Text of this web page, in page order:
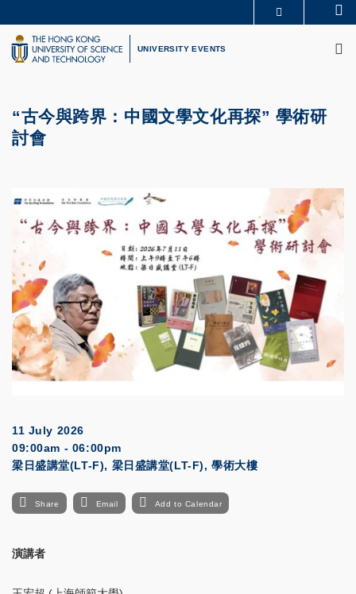
to
main
content
UNIVERSITY NEWS
LIFE@HKUST
UNIVERSITY EVENTS
“古今與跨界：中國文學文化再探” 學術研
討會
11 July 2026
09:00am - 06:00pm
梁日盛講堂(LT-F), 梁日盛講堂(LT-F), 學術大樓
Share Email Add to Calendar
演講者